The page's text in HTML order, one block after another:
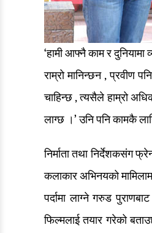
‘हामी आफ्नै काम र
राम्रो मानिन्छन , प्रवीण
चाहिन्छ , त्यसैले हाम्रो
लाग्छ ।’ उनि पनि कामकै
निर्माता तथा निर्देशकसंग
कलाकार अभिनयको
पर्दामा लाग्ने गरुड
फिल्मलाई तयार गरेको